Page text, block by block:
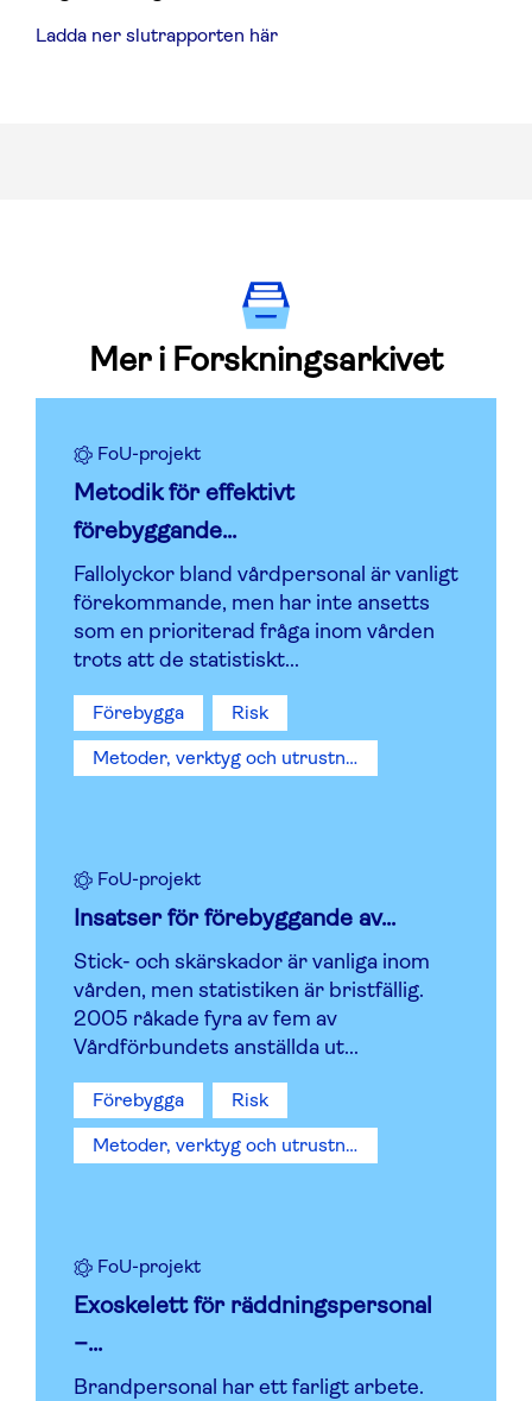
Ladda ner slutrapporten här
Mer i Forskningsarkivet
FoU-projekt
Metodik för effektivt
förebyggande...
Fallolyckor bland vårdpersonal är vanligt
förekommande, men har inte ansetts
som en prioriterad fråga inom vården
trots att de statistiskt...
Förebygga
Risk
Metoder, verktyg och utrustning
FoU-projekt
Insatser för förebyggande av...
Stick- och skärskador är vanliga inom
vården, men statistiken är bristfällig.
2005 råkade fyra av fem av
Vårdförbundets anställda ut...
Förebygga
Risk
Metoder, verktyg och utrustning
FoU-projekt
Exoskelett för räddningspersonal
–...
Brandpersonal har ett farligt arbete.